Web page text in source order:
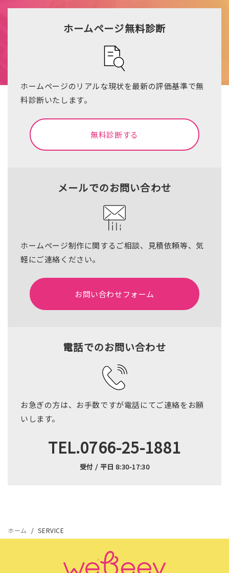
ホームページ無料診断
ホームページのリアルな現状を最新の評価基準で無
料診断いたします。
無料診断する
メールでのお問い合わせ
ホームページ制作に関するご相談、見積依頼等、気
軽にご連絡ください。
お問い合わせフォーム
電話でのお問い合わせ
お急ぎの方は、お手数ですが電話にてご連絡をお願
いします。
TEL.0766-25-1881
受付 / 平日 8:30-17:30
ホーム SERVICE